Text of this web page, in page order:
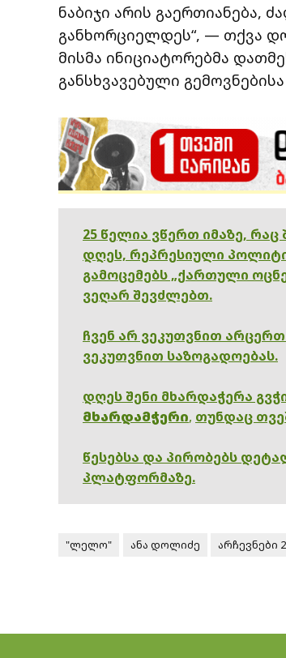
ნაბიჯი არის გაერთიანება,
განხორციელდეს“, — თქვა
მისმა ინიციატორებმა
განსხვავებული
25 წელია ვწერთ იმაზე,
დღეს, რეპრესიული
გამოცემებს „ქართული
ვეღარ შევძლებთ.
ჩვენ არ ვეკუთვნით
ვეკუთვნით საზოგადოებას.
დღეს შენი მხარდაჭერა
მხარდამჭერი, თუნდაც
წესებსა და პირობებს
პლატფორმაზე.
"ლელო" ანა დოლიძე არჩევნები